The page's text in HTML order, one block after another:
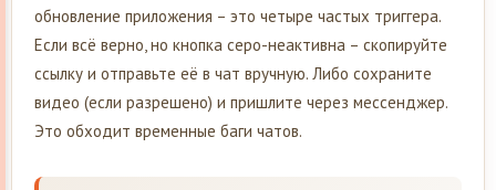
обновление приложения – это четыре частых триггера.
Если всё верно, но кнопка серо-неактивна – скопируйте
ссылку и отправьте её в чат вручную. Либо сохраните
видео (если разрешено) и пришлите через мессенджер.
Это обходит временные баги чатов.